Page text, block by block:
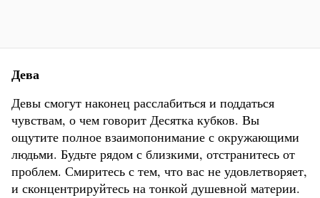
Дева
Девы смогут наконец расслабиться и поддаться
чувствам, о чем говорит Десятка кубков. Вы
ощутите полное взаимопонимание с окружающими
людьми. Будьте рядом с близкими, отстранитесь от
проблем. Смиритесь с тем, что вас не удовлетворяет,
и сконцентрируйтесь на тонкой душевной материи.